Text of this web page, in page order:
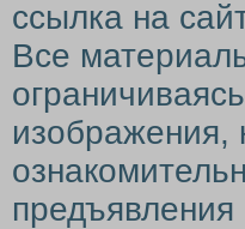
ссылка на
Все
изображения,